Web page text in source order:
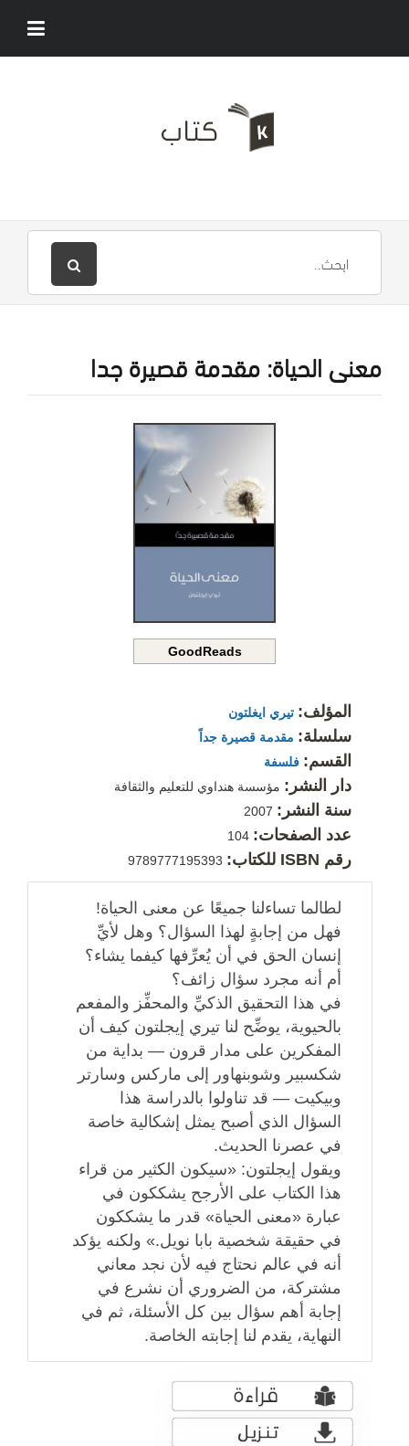
معنى الحياة: مقدمة قصيرة جدا
GoodReads
المؤلف: تيري ايغلتون
سلسلة: مقدمة قصيرة جداً
القسم: فلسفة
دار النشر: مؤسسة هنداوي للتعليم والثقافة
سنة النشر:
عدد الصفحات:
رقم ISBN للكتاب: 9789777195393
لطالما تساءلنا جميعًا عن معنى الحياة!
فهل من إجابةٍ لهذا السؤال؟ وهل لأيِّ
إنسان الحق في أن يُعرِّفها كيفما يشاء؟
أم أنه مجرد سؤال زائف؟
في هذا التحقيق الذكيِّ والمحفِّز والمفعم
بالحيوية، يوضِّح لنا تيري إيجلتون كيف أن
المفكرين على مدار قرون — بداية من
شكسبير وشوبنهاور إلى ماركس وسارتر
وبيكيت — قد تناولوا بالدراسة هذا
السؤال الذي أصبح يمثل إشكالية خاصة
في عصرنا الحديث.
ويقول إيجلتون: «سيكون الكثير من قراء
هذا الكتاب على الأرجح يشككون في
عبارة «معنى الحياة» قدر ما يشككون
في حقيقة شخصية بابا نويل.» ولكنه يؤكد
أنه في عالم نحتاج فيه لأن نجد معاني
مشتركة، من الضروري أن نشرع في
إجابة أهم سؤال بين كل الأسئلة، ثم في
النهاية، يقدم لنا إجابته الخاصة.